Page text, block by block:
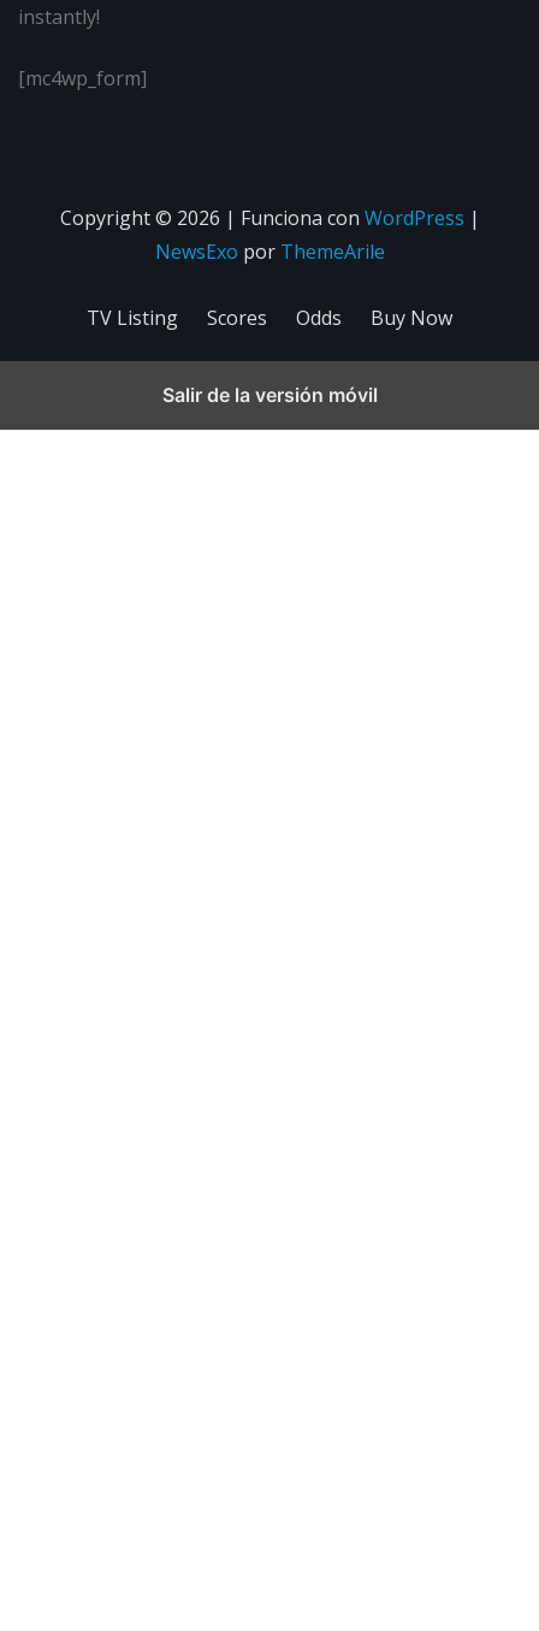
instantly!
[mc4wp_form]
Copyright © 2026 | Funciona con WordPress |
NewsExo por ThemeArile
TV Listing Scores Odds Buy Now
Salir de la versión móvil